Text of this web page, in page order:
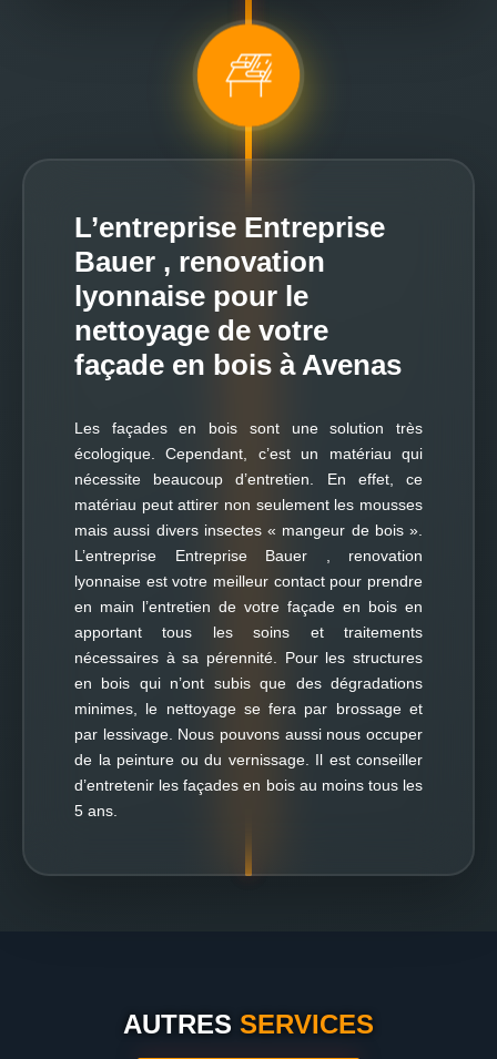
L’entreprise Entreprise
Bauer , renovation
lyonnaise pour le
nettoyage de votre
façade en bois à Avenas
Les façades en bois sont une solution très
écologique. Cependant, c’est un matériau qui
nécessite beaucoup d’entretien. En effet, ce
matériau peut attirer non seulement les mousses
mais aussi divers insectes « mangeur de bois ».
L’entreprise Entreprise Bauer , renovation
lyonnaise est votre meilleur contact pour prendre
en main l’entretien de votre façade en bois en
apportant tous les soins et traitements
nécessaires à sa pérennité. Pour les structures
en bois qui n’ont subis que des dégradations
minimes, le nettoyage se fera par brossage et
par lessivage. Nous pouvons aussi nous occuper
de la peinture ou du vernissage. Il est conseiller
d’entretenir les façades en bois au moins tous les
5 ans.
AUTRES SERVICES